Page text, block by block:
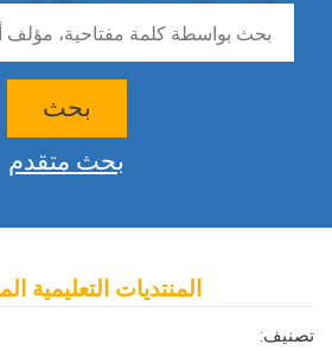
بحث
بحث متقدم
المنتديات التعليمية
تصنيف: